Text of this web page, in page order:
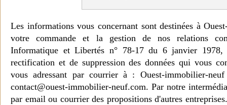
Les informations vous concernant sont destinées à
votre commande et la gestion de nos relations
Informatique et Libertés n° 78-17 du 6 janvier 1978,
rectification et de suppression des données qui vous
vous adressant par courrier à : Ouest-immobilier-
contact@ouest-immobilier-neuf.com. Par notre
par email ou courrier des propositions d'autres